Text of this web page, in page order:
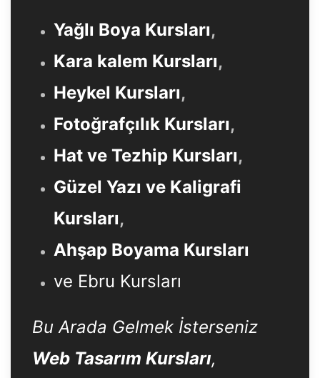
Yağlı Boya Kursları,
Kara kalem Kursları,
Heykel Kursları,
Fotoğrafçılık Kursları,
Hat ve Tezhip Kursları,
Güzel Yazı ve Kaligrafi
Kursları,
Ahşap Boyama Kursları
ve Ebru Kursları
Bu Arada Gelmek İsterseniz
Web Tasarım Kursları,